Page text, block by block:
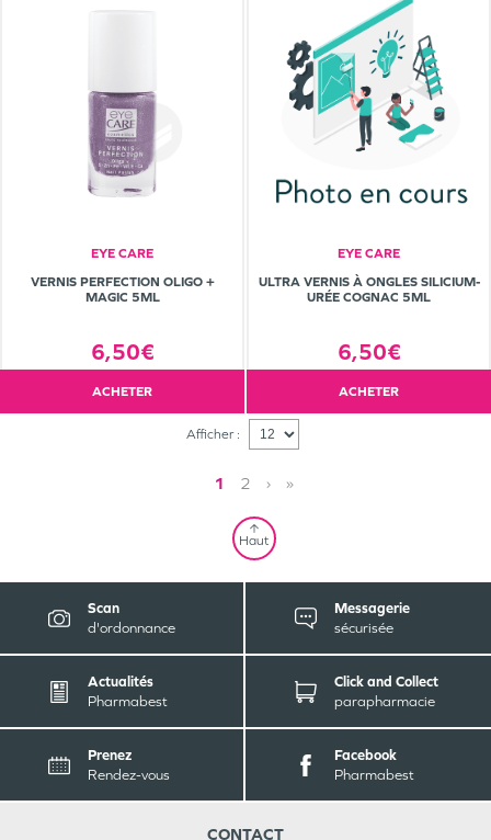
EYE CARE
VERNIS PERFECTION OLIGO +
MAGIC 5ML
6,50€
ACHETER
EYE CARE
ULTRA VERNIS À ONGLES SILICIUM-
URÉE COGNAC 5ML
6,50€
ACHETER
Afficher :
1 2 › »
Haut
Scan
d'ordonnance
Messagerie
sécurisée
Actualités
Pharmabest
Click and Collect
parapharmacie
Prenez
Rendez-vous
Facebook
Pharmabest
CONTACT